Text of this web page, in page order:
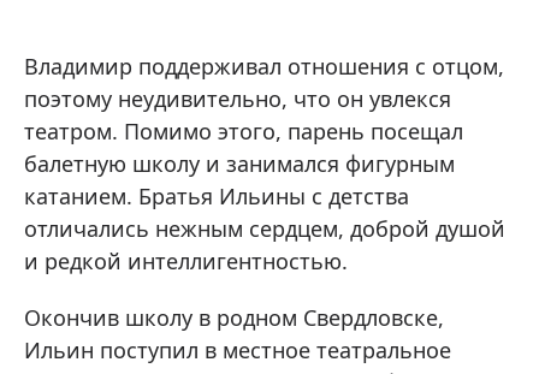
Владимир поддерживал отношения с отцом,
поэтому неудивительно, что он увлекся
театром. Помимо этого, парень посещал
балетную школу и занимался фигурным
катанием. Братья Ильины с детства
отличались нежным сердцем, доброй душой
и редкой интеллигентностью.
Окончив школу в родном Свердловске,
Ильин поступил в местное театральное